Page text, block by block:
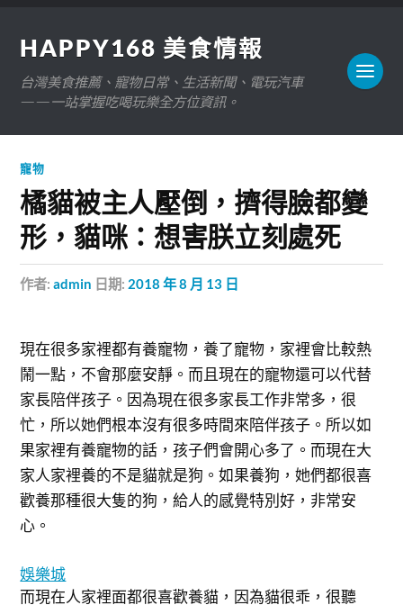
HAPPY168 美食情報
台灣美食推薦、寵物日常、生活新聞、電玩汽車
——一站掌握吃喝玩樂全方位資訊。
寵物
橘貓被主人壓倒，擠得臉都變
形，貓咪：想害朕立刻處死
作者:admin 日期: 2018 年 8 月 13 日
現在很多家裡都有養寵物，養了寵物，家裡會比較熱
鬧一點，不會那麼安靜。而且現在的寵物還可以代替
家長陪伴孩子。因為現在很多家長工作非常多，很
忙，所以她們根本沒有很多時間來陪伴孩子。所以如
果家裡有養寵物的話，孩子們會開心多了。而現在大
家人家裡養的不是貓就是狗。如果養狗，她們都很喜
歡養那種很大隻的狗，給人的感覺特別好，非常安
心。
娛樂城
而現在人家裡面都很喜歡養貓，因為貓很乖，很聽